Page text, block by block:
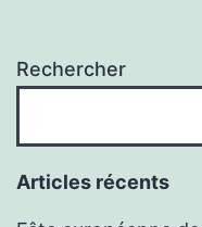
Rechercher
Articles récents